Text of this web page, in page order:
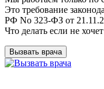
Это требование
РФ No 323-ФЗ от
Что делать если не
Вызвать врача